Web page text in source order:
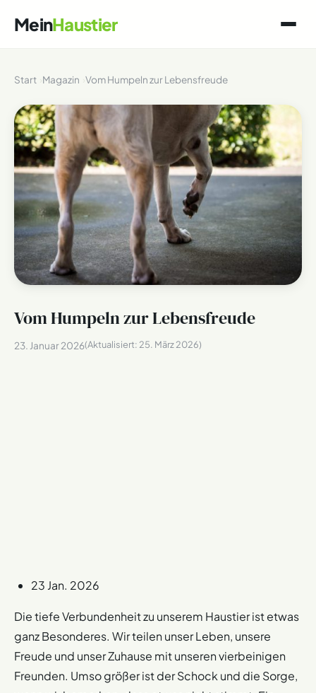
MeinHaustier
Start Magazin Vom Humpeln zur Lebensfreude
Vom Humpeln zur Lebensfreude
23. Januar 2026(Aktualisiert: 25. März 2026)
23 Jan. 2026
Die tiefe Verbundenheit zu unserem Haustier ist etwas
ganz Besonderes. Wir teilen unser Leben, unsere
Freude und unser Zuhause mit unseren vierbeinigen
Freunden. Umso größer ist der Schock und die Sorge,